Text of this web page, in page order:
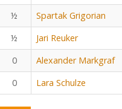
½ Spartak Grigorian
½ Jari Reuker
0 Alexander Markgraf
0 Lara Schulze